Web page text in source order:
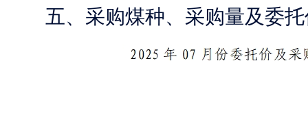
五、采购煤种、采购量及委